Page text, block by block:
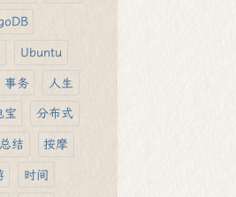
Ubuntu
事务 人生
宝 分布式
总结 按摩
时间